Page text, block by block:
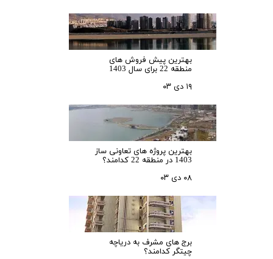
بهترین پیش فروش های
منطقه 22 برای سال 1403
۱۹ دی ۰۳
بهترین پروژه های تعاونی ساز
1403 در منطقه 22 کدامند؟
۰۸ دی ۰۳
برج های مشرف به دریاچه
چیتگر کدامند؟